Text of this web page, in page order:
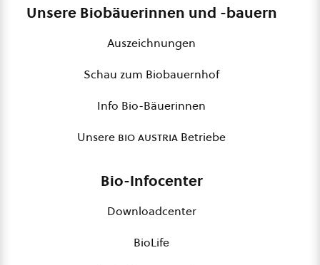
Unsere Biobäuerinnen und -bauern
Auszeichnungen
Schau zum Biobauernhof
Info Bio-Bäuerinnen
Unsere bio austria Betriebe
Bio-Infocenter
Downloadcenter
BioLife